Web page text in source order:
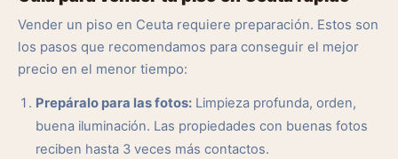
Vender un piso en Ceuta requiere preparación. Estos son
los pasos que recomendamos para conseguir el mejor
precio en el menor tiempo:
Prepáralo para las fotos: Limpieza profunda, orden,
buena iluminación. Las propiedades con buenas fotos
reciben hasta 3 veces más contactos.